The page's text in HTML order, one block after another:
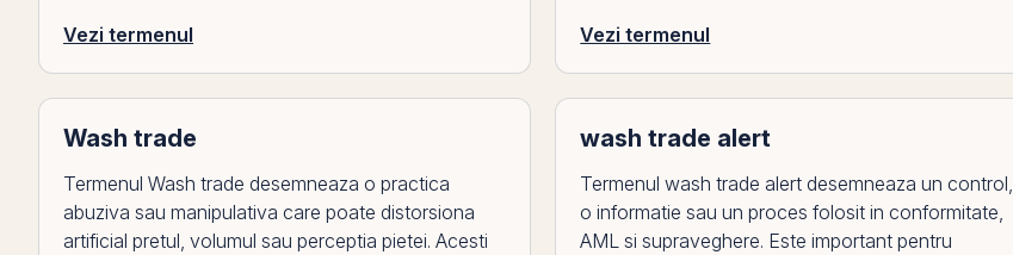
Vezi termenul
Vezi termenul
Wash trade
Termenul Wash trade desemneaza o practica
abuziva sau manipulativa care poate distorsiona
artificial pretul, volumul sau perceptia pietei. Acesti
wash trade alert
Termenul wash trade alert desemneaza un control,
o informatie sau un proces folosit in conformitate,
AML si supraveghere. Este important pentru